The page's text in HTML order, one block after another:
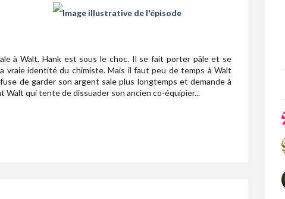
à Walt, Hank est sous le choc. Il se fait porter pâle et se
vraie identité du chimiste. Mais il faut peu de temps à Walt
de garder son argent sale plus longtemps et demande à
Walt qui tente de dissuader son ancien co-équipier...